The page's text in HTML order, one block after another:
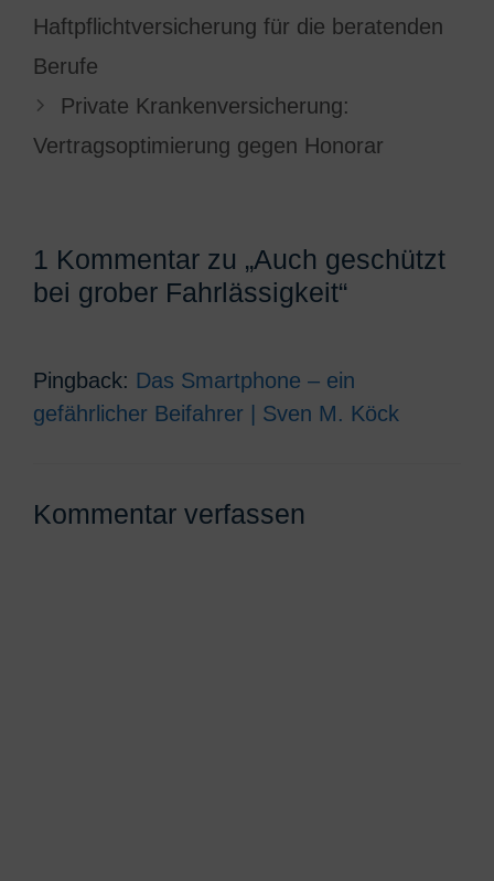
Haftpflichtversicherung für die beratenden
Berufe
Private Krankenversicherung:
Vertragsoptimierung gegen Honorar
1 Kommentar zu „Auch geschützt
bei grober Fahrlässigkeit“
Pingback: Das Smartphone – ein
gefährlicher Beifahrer | Sven M. Köck
Kommentar verfassen